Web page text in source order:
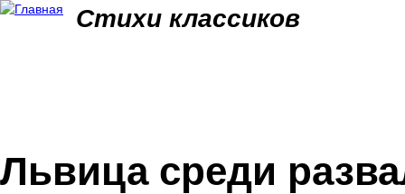
Стихи классиков
Львица среди